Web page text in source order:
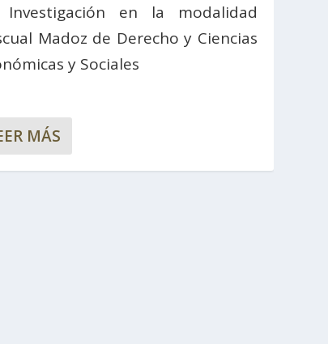
en la modalidad
Madoz de Derecho y Ciencias
y Sociales
MÁS